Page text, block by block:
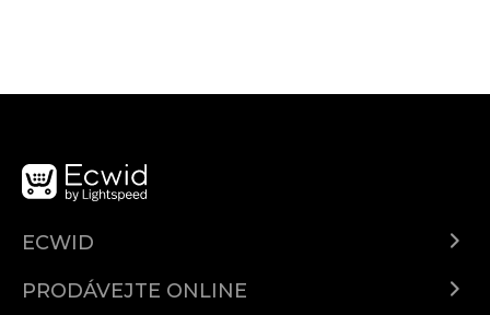
ECWID
Ceny
PRODÁVEJTE ONLINE